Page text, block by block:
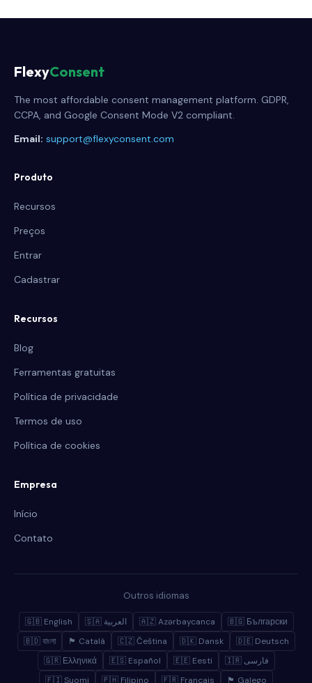
FlexyConsent
The most affordable consent management platform. GDPR,
CCPA, and Google Consent Mode V2 compliant.
Email: support@flexyconsent.com
Produto
Recursos
Preços
Entrar
Cadastrar
Recursos
Blog
Ferramentas gratuitas
Política de privacidade
Termos de uso
Política de cookies
Empresa
Início
Contato
Outros idiomas
🇬🇧 English 🇸🇦 العربية 🇦🇿 Azərbaycanca
🇧🇬 Български
🇧🇩 বাংলা
🏴 Català 🇨🇿 Čeština 🇩🇰 Dansk
🇩🇪 Deutsch
🇬🇷 Ελληνικά
🇪🇸 Español 🇪🇪 Eesti
🇮🇷 فارسی
🇫🇮 Suomi
🇵🇭 Filipino 🇫🇷 Français 🏴 Galego